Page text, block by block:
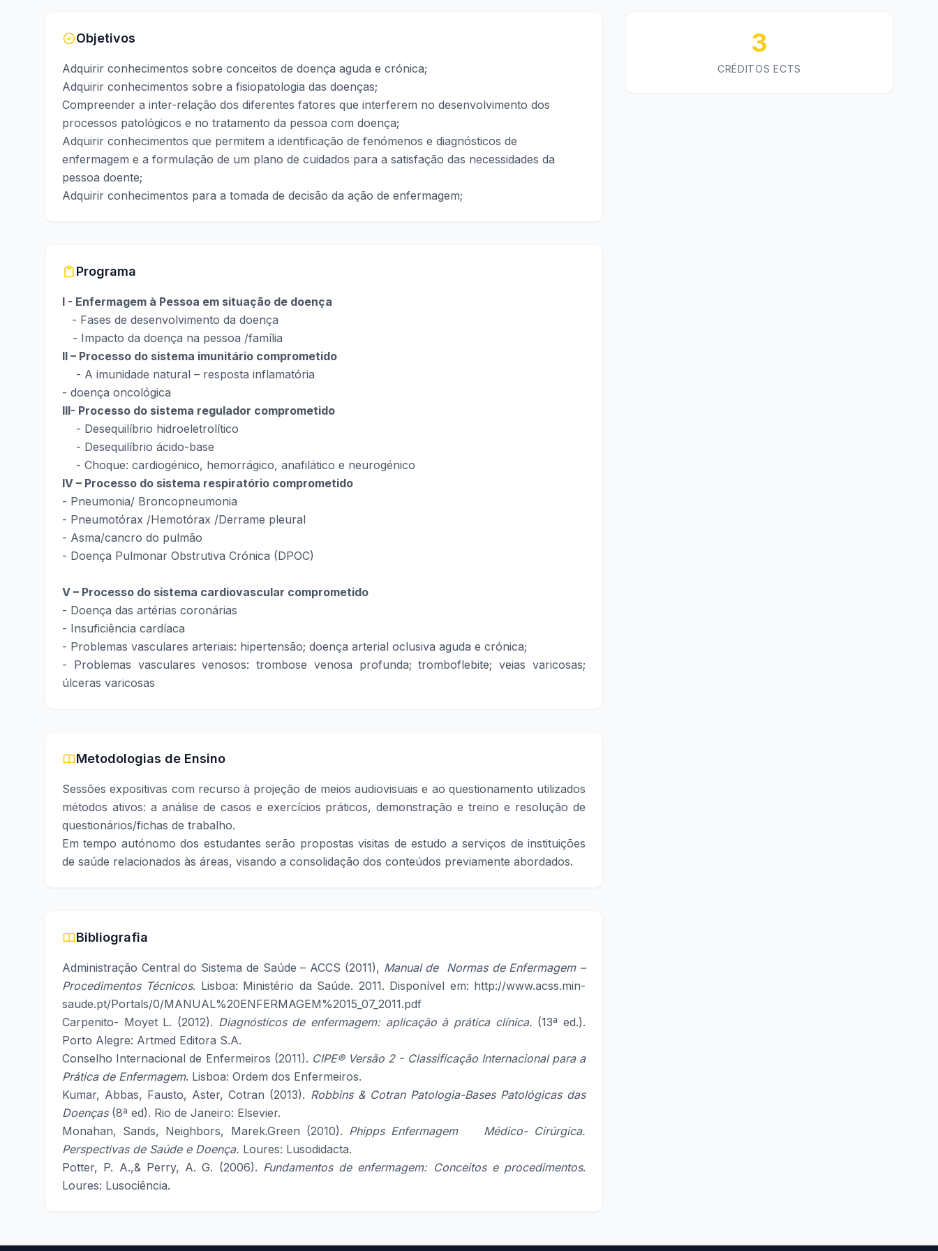
Objetivos
Adquirir conhecimentos sobre conceitos de doença aguda e crónica;
Adquirir conhecimentos sobre a fisiopatologia das doenças;
Compreender a inter-relação dos diferentes fatores que interferem no desenvolvimento dos
processos patológicos e no tratamento da pessoa com doença;
Adquirir conhecimentos que permitem a identificação de fenómenos e diagnósticos de
enfermagem e a formulação de um plano de cuidados para a satisfação das necessidades da
pessoa doente;
Adquirir conhecimentos para a tomada de decisão da ação de enfermagem;
Programa
I - Enfermagem à Pessoa em situação de doença
- Fases de desenvolvimento da doença
- Impacto da doença na pessoa /família
II – Processo do sistema imunitário comprometido
- A imunidade natural – resposta inflamatória
- doença oncológica
III- Processo do sistema regulador comprometido
- Desequilíbrio hidroeletrolítico
- Desequilíbrio ácido-base
- Choque: cardiogénico, hemorrágico, anafilático e neurogénico
IV – Processo do sistema respiratório comprometido
- Pneumonia/ Broncopneumonia
- Pneumotórax /Hemotórax /Derrame pleural
- Asma/cancro do pulmão
- Doença Pulmonar Obstrutiva Crónica (DPOC)
V – Processo do sistema cardiovascular comprometido
- Doença das artérias coronárias
- Insuficiência cardíaca
- Problemas vasculares arteriais: hipertensão; doença arterial oclusiva aguda e crónica;
- Problemas vasculares venosos: trombose venosa profunda; tromboflebite; veias varicosas;
úlceras varicosas
Metodologias de Ensino
Sessões expositivas com recurso à projeção de meios audiovisuais e ao questionamento utilizados
métodos ativos: a análise de casos e exercícios práticos, demonstração e treino e resolução de
questionários/fichas de trabalho.
Em tempo autónomo dos estudantes serão propostas visitas de estudo a serviços de instituições
de saúde relacionados às áreas, visando a consolidação dos conteúdos previamente abordados.
Bibliografia
Administração Central do Sistema de Saúde – ACCS (2011), Manual de Normas de Enfermagem –
Procedimentos Técnicos. Lisboa: Ministério da Saúde. 2011. Disponível em: http://www.acss.min-
saude.pt/Portals/0/MANUAL%20ENFERMAGEM%2015_07_2011.pdf
Carpenito- Moyet L. (2012). Diagnósticos de enfermagem: aplicação à prática clínica. (13ª ed.).
Porto Alegre: Artmed Editora S.A.
Conselho Internacional de Enfermeiros (2011). CIPE® Versão 2 - Classificação Internacional para a
Prática de Enfermagem. Lisboa: Ordem dos Enfermeiros.
Kumar, Abbas, Fausto, Aster, Cotran (2013). Robbins & Cotran Patologia-Bases Patológicas das
Doenças(8ª ed). Rio de Janeiro: Elsevier.
Monahan, Sands, Neighbors, Marek.Green (2010). Phipps Enfermagem Médico- Cirúrgica.
Perspectivas de Saúde e Doença. Loures: Lusodidacta.
Potter, P. A.,& Perry, A. G. (2006). Fundamentos de enfermagem: Conceitos e procedimentos.
Loures: Lusociência.
3
CRÉDITOS ECTS